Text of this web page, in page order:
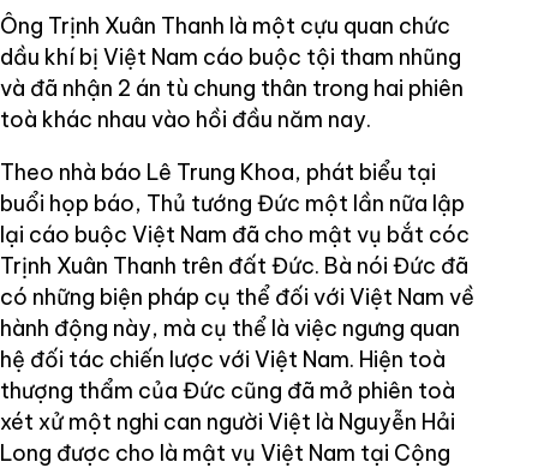
Ông Trịnh Xuân Thanh là một cựu quan chức
dầu khí bị Việt Nam cáo buộc tội tham nhũng
và đã nhận 2 án tù chung thân trong hai phiên
toà khác nhau vào hồi đầu năm nay.
Theo nhà báo Lê Trung Khoa, phát biểu tại
buổi họp báo, Thủ tướng Đức một lần nữa lập
lại cáo buộc Việt Nam đã cho mật vụ bắt cóc
Trịnh Xuân Thanh trên đất Đức. Bà nói Đức đã
có những biện pháp cụ thể đối với Việt Nam về
hành động này, mà cụ thể là việc ngưng quan
hệ đối tác chiến lược với Việt Nam. Hiện toà
thượng thẩm của Đức cũng đã mở phiên toà
xét xử một nghi can người Việt là Nguyễn Hải
Long được cho là mật vụ Việt Nam tại Cộng